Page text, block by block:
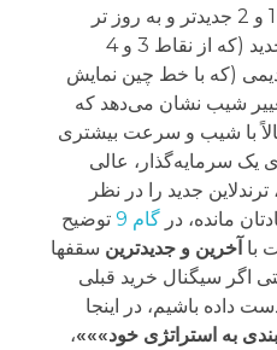
نقطه‌های 3 و 4 از نقطه‌های 1 و 2 جدیدتر و به روز تر
هستند. ضمناً شیب ترندلاین جدید (که از نقاط 3 و 4
(که با خط چین نمایش
شیب نشان می‌دهد که
با شیب و سرعت بیشتری
یک سرمایه‌گذار، عالی
جدید را در نظر
مانده، در گام 9
توضیح
با آخرین و جدیدترین سقفها
اگر سیگنال خرید قبلی
دست داده باشیم، در اینجا
به استراتژی خود»»»،